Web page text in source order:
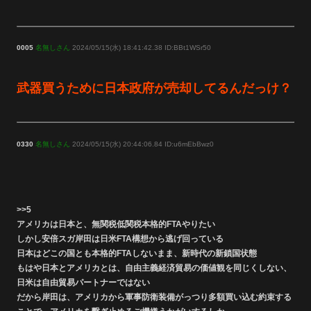
0005 名無しさん 2024/05/15(水) 18:41:42.38 ID:BBt1WSr50
武器買うために日本政府が売却してるんだっけ？
0330 名無しさん 2024/05/15(水) 20:44:06.84 ID:u6mEbBwz0
>>5
アメリカは日本と、無関税低関税本格的FTAやりたい
しかし安倍スガ岸田は日米FTA構想から逃げ回っている
日本はどこの国とも本格的FTAしないまま、新時代の新鎖国状態
もはや日本とアメリカとは、自由主義経済貿易の価値観を同じくしない、
日米は自由貿易パートナーではない
だから岸田は、アメリカから軍事防衛装備がっつり多額買い込む約束する